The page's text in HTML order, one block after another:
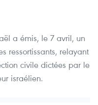
a émis, le 7 avril, un
ressortissants, relayant
civile dictées par le
israélien.